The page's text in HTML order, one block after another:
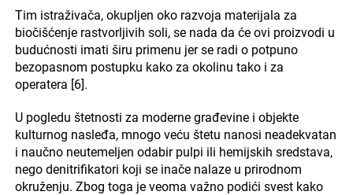
Tim istraživača, okupljen oko razvoja materijala za
biočišćenje rastvorljivih soli, se nada da će ovi proizvodi u
budućnosti imati širu primenu jer se radi o potpuno
bezopasnom postupku kako za okolinu tako i za
operatera [6].
U pogledu štetnosti za moderne građevine i objekte
kulturnog nasleđa, mnogo veću štetu nanosi neadekvatan
i naučno neutemeljen odabir pulpi ili hemijskih sredstava,
nego denitrifikatori koji se inače nalaze u prirodnom
okruženju. Zbog toga je veoma važno podići svest kako